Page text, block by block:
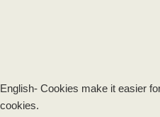
English- Cookies make it easier
cookies.